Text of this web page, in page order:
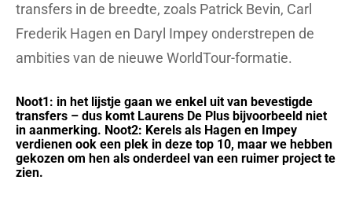
transfers in de breedte, zoals Patrick Bevin, Carl
Frederik Hagen en Daryl Impey onderstrepen de
ambities van de nieuwe WorldTour-formatie.
Noot1: in het lijstje gaan we enkel uit van bevestigde
transfers – dus komt Laurens De Plus bijvoorbeeld niet
in aanmerking. Noot2: Kerels als Hagen en Impey
verdienen ook een plek in deze top 10, maar we hebben
gekozen om hen als onderdeel van een ruimer project te
zien.